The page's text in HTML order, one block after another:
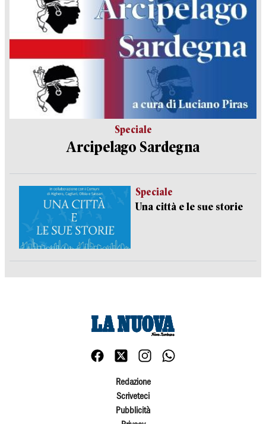
Speciale
Arcipelago Sardegna
Speciale
Una città e le sue storie
Redazione
Scriveteci
Pubblicità